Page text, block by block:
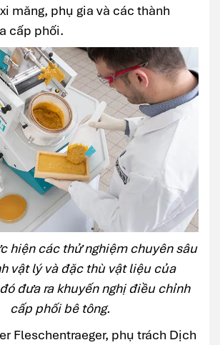
măng, phụ gia và các thành
cấp phối.
hiện các thử nghiệm chuyên sâu
vật lý và đặc thù vật liệu của
đưa ra khuyến nghị điều chỉnh
cấp phối bê tông.
Fleschentraeger, phụ trách Dịch